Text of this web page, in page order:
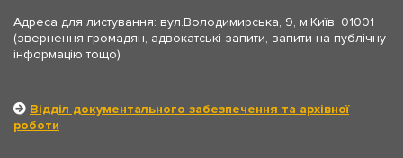
Адреса для листування: вул.Володимирська, 9, м.Київ, 01001
(звернення громадян, адвокатські запити, запити на публічну
інформацію тощо)
Відділ документального забезпечення та архівної
роботи